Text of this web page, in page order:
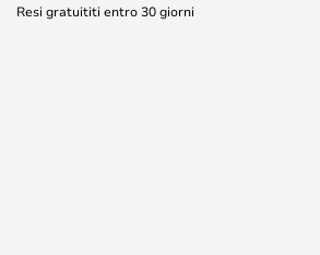
Resi gratuititi entro 30 giorni